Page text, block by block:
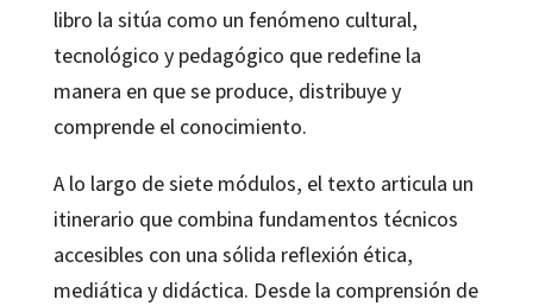
libro la sitúa como un fenómeno cultural,
tecnológico y pedagógico que redefine la
manera en que se produce, distribuye y
comprende el conocimiento.
A lo largo de siete módulos, el texto articula un
itinerario que combina fundamentos técnicos
accesibles con una sólida reflexión ética,
mediática y didáctica. Desde la comprensión de